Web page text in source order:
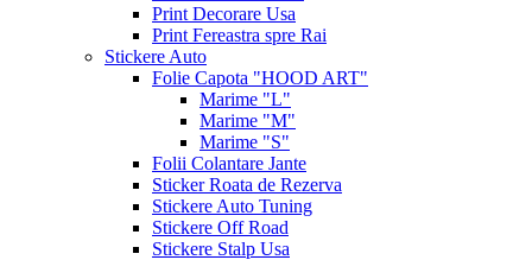
Print Decorare Usa
Print Fereastra spre Rai
Stickere Auto
Folie Capota "HOOD ART"
Marime "L"
Marime "M"
Marime "S"
Folii Colantare Jante
Sticker Roata de Rezerva
Stickere Auto Tuning
Stickere Off Road
Stickere Stalp Usa